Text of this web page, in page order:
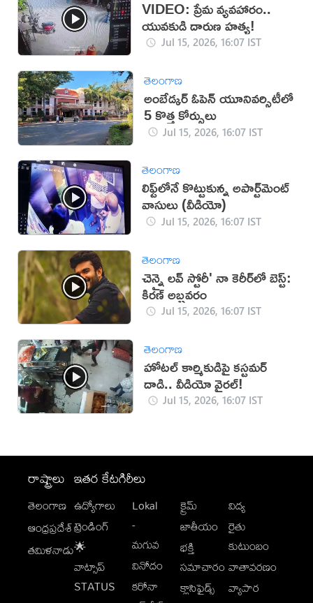
VIDEO: ప్రేమ వ్యవహారం..
యువకుడి దారుణ హత్య!
Jul 15, 2026, 16:07 IST
తెలంగాణ
అంబేడ్కర్‌ ఓపెన్‌ యూనివర్సిటీలో
5 కొత్త కోర్సులు
Jul 15, 2026, 16:07 IST
తెలంగాణ
లిఫ్ట్‌లోనే కొట్టుకున్న అపార్ట్‌మెంట్
వాసులు (వీడియో)
Jul 15, 2026, 16:07 IST
తెలంగాణ
చెన్నై లవ్ స్టోరీ' నా కెరీర్‌లో బెస్ట్:
కిరణ్ అబ్బవరం
Jul 15, 2026, 16:07 IST
తెలంగాణ
హోటల్ కార్మికుడిపై కస్టమర్
దాడి.. వీడియో వైరల్!
Jul 15, 2026, 16:07 IST
రాష్ట్రాలు
తెలంగాణ
ఆంధ్రప్రదేశ్
తమిళనాడు
ఇతర కేటగిరీలు
ఉద్యోగాలు
ట్రెండింగ్
🌟
వాట్సాప్
STATUS
Lokal
-
మగువ
వినోదం
కరోనా
క్రైమ్
జాతీయం
భక్తి
సమాచారం
క్లాసిఫైడ్స్
విద్య
రైతు
కుటుంబం
వాతావరణం
వ్యాపార